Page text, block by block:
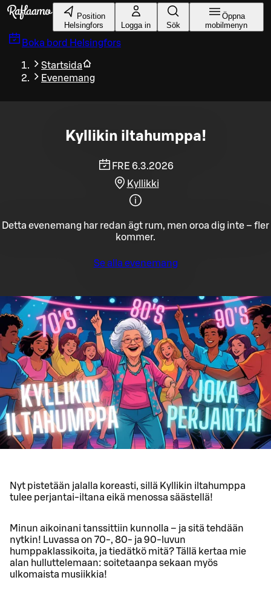
Gå till huvudinnehållet
Position
Helsingfors
Logga in Sök
Öppna
mobilmenyn
Boka bord Helsingfors
Startsida
Evenemang
Kyllikin iltahumppa!
FRE 6.3.2026
Kyllikki
Detta evenemang har redan ägt rum, men oroa dig inte – fler
kommer.
Se alla evenemang
Nyt pistetään jalalla koreasti, sillä Kyllikin iltahumppa
tulee perjantai-iltana eikä menossa säästellä!
Minun aikoinani tanssittiin kunnolla – ja sitä tehdään
nytkin! Luvassa on 70-, 80- ja 90-luvun
humppaklassikoita, ja tiedätkö mitä? Tällä kertaa mie
alan hulluttelemaan: soitetaanpa sekaan myös
ulkomaista musiikkia!